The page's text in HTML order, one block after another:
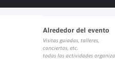
Prochains rendez-vous du salon de
Enlace externo
Réécouter
Enlace
Alrededor del evento
Visitas guiadas, talleres,
conciertos, etc.
todas las actividades